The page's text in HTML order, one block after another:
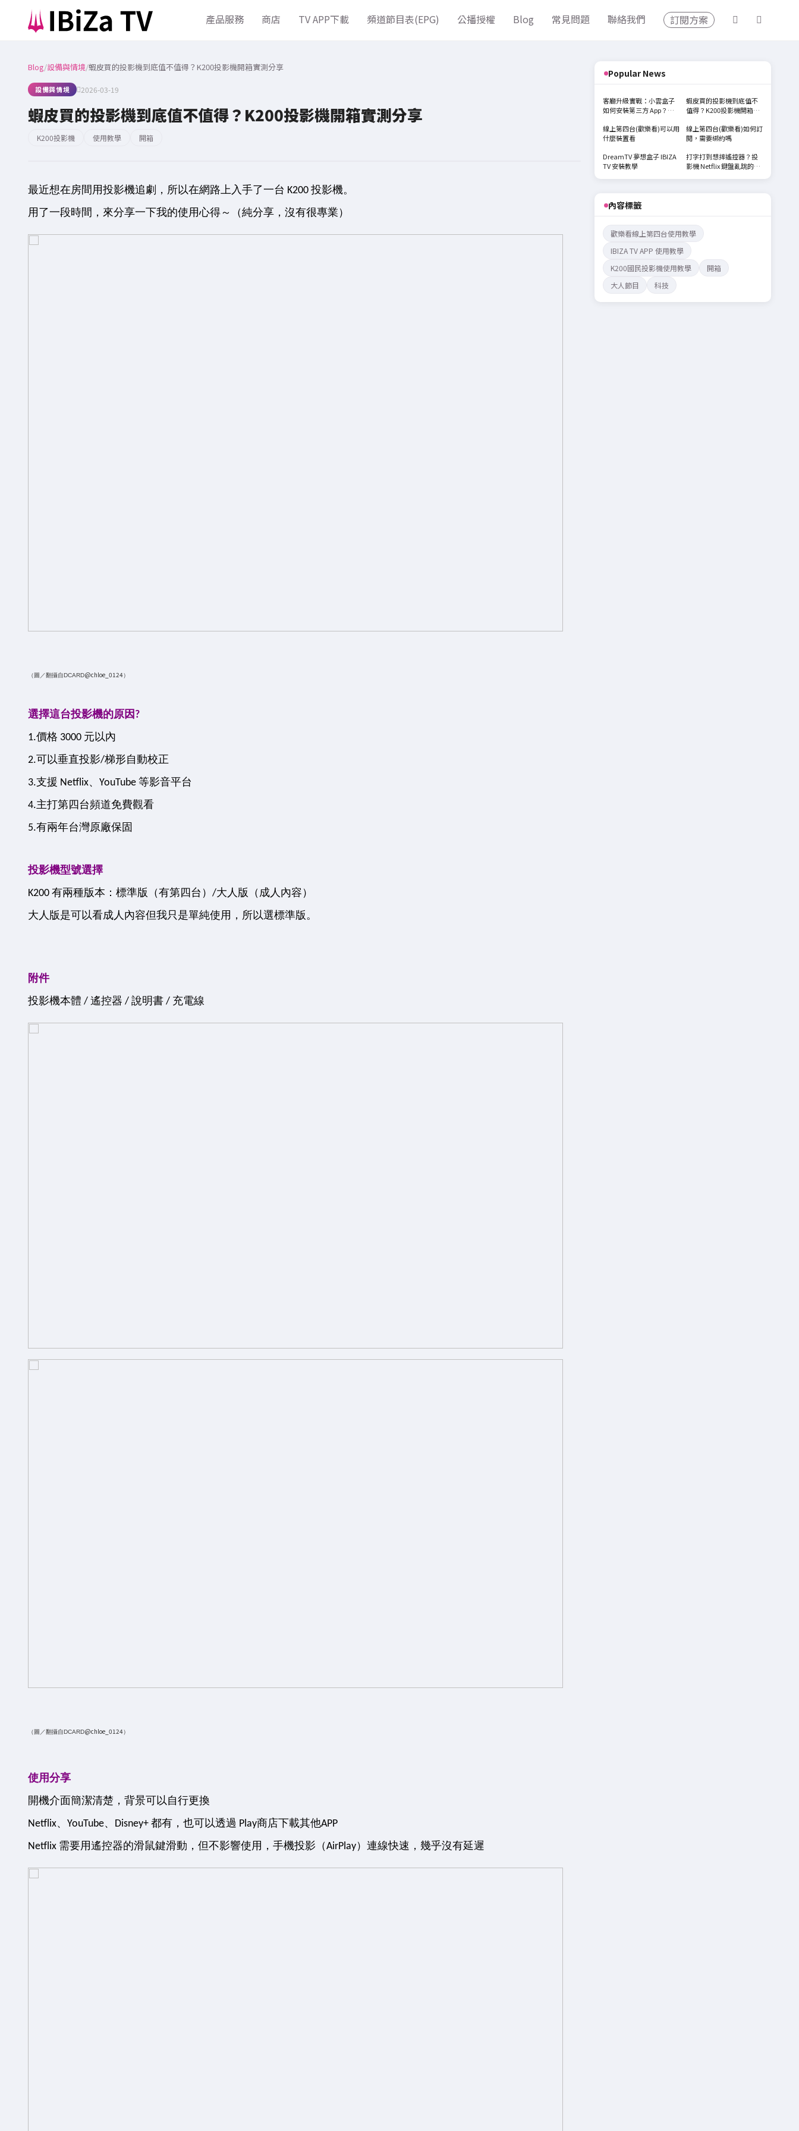
產品服務 商店 TV APP下載 頻道節目表(EPG) 公播授權 Blog 常見問題 聯絡我們 訂閱方案
Blog/設備與情境/蝦皮買的投影機到底值不值得？K200投影機開箱實測分享
設備與情境 2026-03-19
蝦皮買的投影機到底值不值得？K200投影機開箱實測分享
K200投影機 使用教學 開箱
最近想在房間用投影機追劇，所以在網路上入手了一台 K200 投影機。
用了一段時間，來分享一下我的使用心得～（純分享，沒有很專業）
（圖／翻攝自DCARD@chloe_0124）
選擇這台投影機的原因?
1.價格 3000 元以內
2.可以垂直投影/梯形自動校正
3.支援 Netflix、YouTube 等影音平台
4.主打第四台頻道免費觀看
5.有兩年台灣原廠保固
投影機型號選擇
K200 有兩種版本：標準版（有第四台）/大人版（成人內容）
大人版是可以看成人內容但我只是單純使用，所以選標準版。
附件
投影機本體 / 遙控器 / 說明書 / 充電線
（圖／翻攝自DCARD@chloe_0124）
使用分享
開機介面簡潔清楚，背景可以自行更換
Netflix、YouTube、Disney+ 都有，也可以透過 Play商店下載其他APP
Netflix 需要用遙控器的滑鼠鍵滑動，但不影響使用，手機投影（AirPlay）連線快速，幾乎沒有延遲
Popular News
客廳升級實戰：小雲盒子
如何安裝第三方 App？手
區」
蝦皮買的投影機到底值不
值得？K200投影機開箱實
線上第四台(歡樂看)可以用
什麼裝置看
線上第四台(歡樂看)如何訂
閱，需要綁約嗎
DreamTV 夢想盒子 IBIZA
TV 安裝教學
打字打到想摔遙控器？投
影機 Netflix 鍵盤亂跳的終
內容標籤
歡樂看線上第四台使用教學
IBIZA TV APP 使用教學
K200國民投影機使用教學
開箱
大人節目
科技